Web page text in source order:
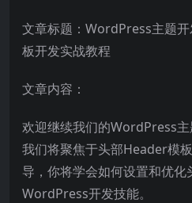
文章标题：WordPress主题
板开发实战教程
文章内容：
欢迎继续我们的WordPress主
我们将聚焦于头部Header模
导，你将学会如何设置和优化
WordPress开发技能。